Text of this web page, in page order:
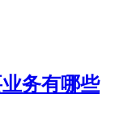
务有哪些